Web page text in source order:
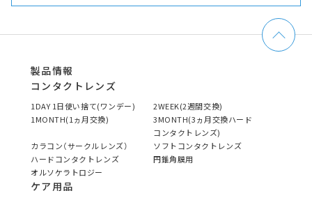
製品情報
コンタクトレンズ
1DAY 1日使い捨て(ワンデー)
2WEEK(2週間交換)
1MONTH(1ヵ月交換)
3MONTH(3ヵ月交換ハード
コンタクトレンズ)
カラコン（サークルレンズ）
ソフトコンタクトレンズ
ハードコンタクトレンズ
円錐角膜用
オルソケラトロジー
ケア用品